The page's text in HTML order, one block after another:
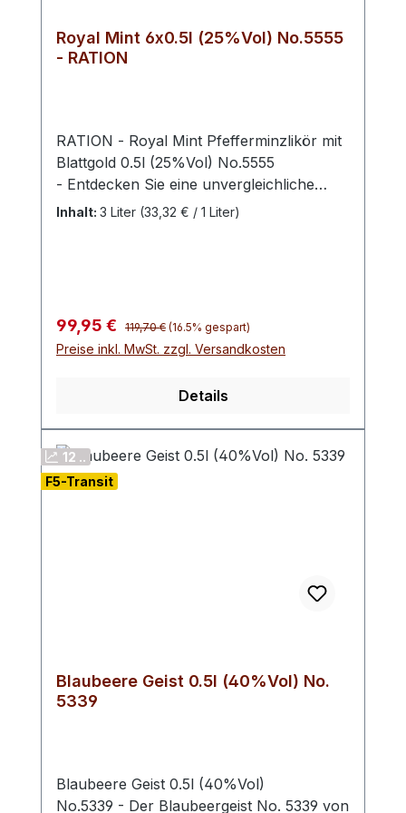
Royal Mint 6x0.5l (25%Vol) No.5555
- RATION
RATION - Royal Mint Pfefferminzlikör mit
Blattgold 0.5l (25%Vol) No.5555
- Entdecken Sie eine unvergleichliche
Verschmelzung von Luxus und
Getränk zu kreieren, das alle Sinne
anspricht. Perfekt als Aperitif oder
Blattgold sowohl pur genossen als auch
elegante Präsentation macht es auch zu
einem erstklassigen Geschenk für
besondere Anlässe.
und einen Hauch von Glamour hinterlässt.
Inhalt: 3 Liter (33,32 € / 1 Liter)
Verkaufspreis:
99,95 € Regulärer Preis:
119,70 € (16.5% gespart)
Preise inkl. MwSt. zzgl. Versandkosten
Details
12 ..
F5-Transit
Blaubeere Geist 0.5l (40%Vol) No.
5339
Blaubeere Geist 0.5l (40%Vol)
No.5339 - Der Blaubeergeist No. 5339 von